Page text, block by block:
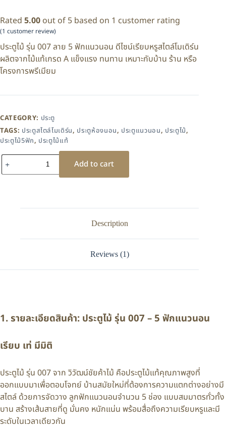
Rated 5.00 out of 5 based on 1 customer rating
(1 customer review)
ประตูไม้ รุ่น 007 ลาย 5 ฟักแนวนอน ดีไซน์เรียบหรูสไตล์โมเดิร์น
ผลิตจากไม้แท้เกรด A แข็งแรง ทนทาน เหมาะกับบ้าน ร้าน หรือ
โครงการพรีเมียม
CATEGORY: ประตู
TAGS: ประตูสไตล์โมเดิร์น, ประตูห้องนอน, ประตูแนวนอน, ประตูไม้,
ประตูไม้5ฟัก, ประตูไม้แท้
Add to cart
Description
Reviews (1)
1. รายละเอียดสินค้า: ประตูไม้ รุ่น 007 – 5 ฟักแนวนอน
เรียบ เท่ มีมิติ
ประตูไม้ รุ่น 007 จาก วิวัฒน์ชัยค้าไม้ คือประตูไม้แท้คุณภาพสูงที่
ออกแบบมาเพื่อตอบโจทย์ บ้านสมัยใหม่ที่ต้องการความแตกต่างอย่างมี
สไตล์ ด้วยการจัดวาง ลูกฟักแนวนอนจำนวน 5 ช่อง แบบสมมาตรทั่วทั้ง
บาน สร้างเส้นสายที่ดู มั่นคง หนักแน่น พร้อมสื่อถึงความเรียบหรูและมี
ระดับในเวลาเดียวกัน